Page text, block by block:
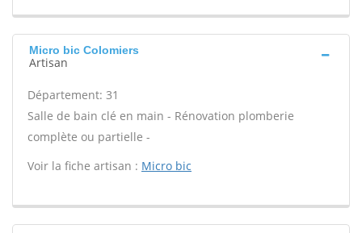
Micro bic Colomiers
Artisan
Département: 31
Salle de bain clé en main - Rénovation plomberie
complète ou partielle -
Voir la fiche artisan : Micro bic